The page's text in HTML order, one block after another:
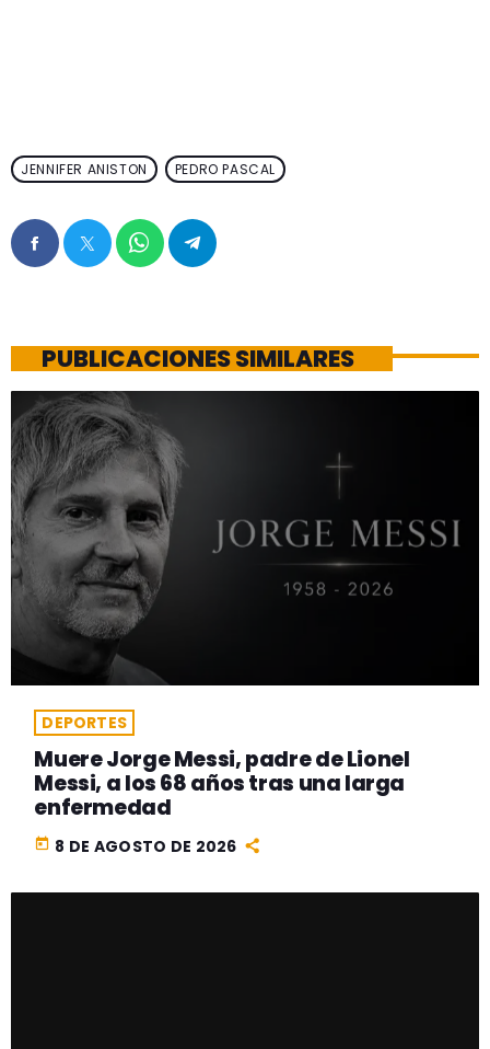
JENNIFER ANISTON PEDRO PASCAL
PUBLICACIONES SIMILARES
DEPORTES
Muere Jorge Messi, padre de Lionel
Messi, a los 68 años tras una larga
enfermedad
today 8 DE AGOSTO DE 2026